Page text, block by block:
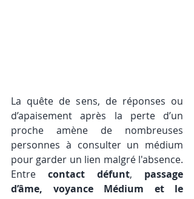
La quête de sens, de réponses ou
d’apaisement après la perte d’un
proche amène de nombreuses
personnes à consulter un médium
pour garder un lien malgré l'absence.
Entre contact défunt, passage
d’âme,
voyance Médium et le